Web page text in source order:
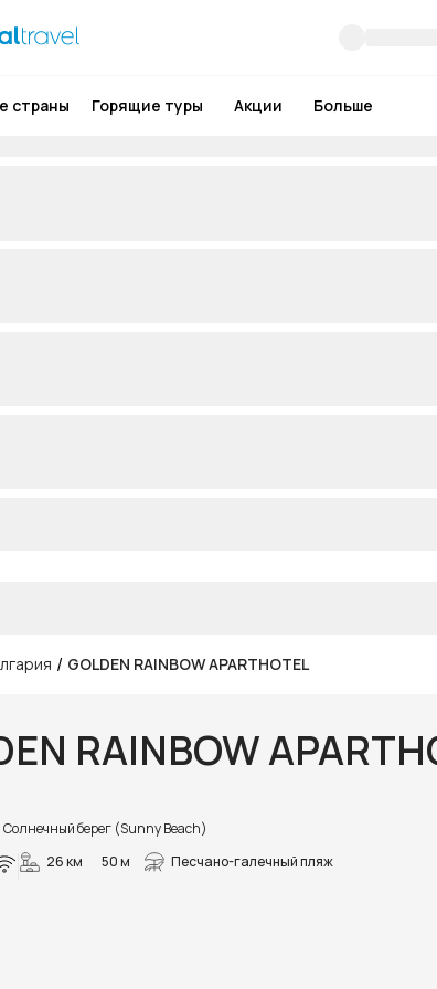
страны Горящие туры Акции Больше
/ GOLDEN RAINBOW APARTHOTEL
RAINBOW
Солнечный берег (Sunny Beach)
26 км
50 м Песчано-галечный пляж